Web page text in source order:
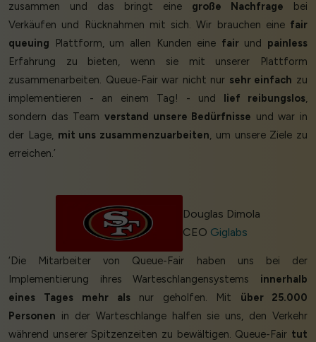
zusammen und das bringt eine große Nachfrage bei
Verkäufen und Rücknahmen mit sich. Wir brauchen eine fair
queuing Plattform, um allen Kunden eine fairund painless
Erfahrung zu bieten, wenn sie mit unserer Plattform
zusammenarbeiten. Queue-Fair war nicht nur sehr einfach zu
implementieren - an einem Tag! - und
lief reibungslos,
sondern das Team verstand unsere Bedürfnisse und war in
der Lage, mit uns zusammenzuarbeiten, um unsere Ziele zu
erreichen.’
Douglas Dimola
CEO Giglabs
‘Die Mitarbeiter von Queue-Fair haben uns bei der
Implementierung ihres Warteschlangensystems innerhalb
eines Tages
mehr alsnur geholfen. Mit über 25.000
Personen in der Warteschlange halfen sie uns, den Verkehr
während unserer Spitzenzeiten zu bewältigen. Queue-Fair tut